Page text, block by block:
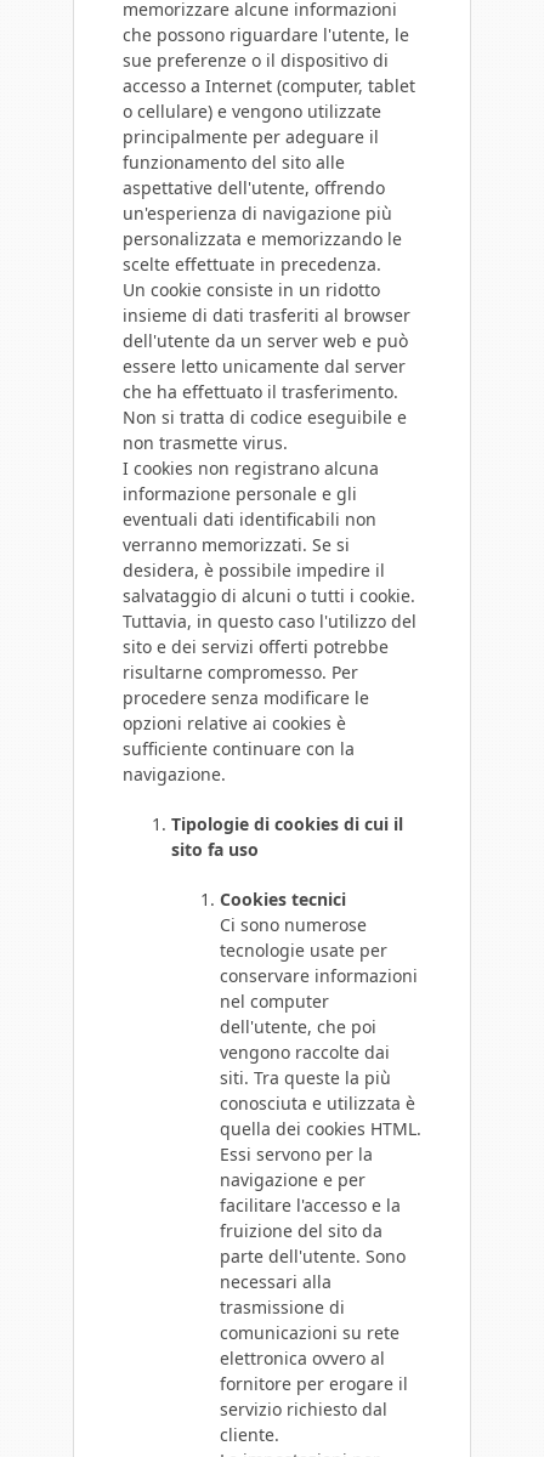
memorizzare alcune informazioni
che possono riguardare l'utente, le
sue preferenze o il dispositivo di
accesso a Internet (computer, tablet
o cellulare) e vengono utilizzate
principalmente per adeguare il
funzionamento del sito alle
aspettative dell'utente, offrendo
un'esperienza di navigazione più
personalizzata e memorizzando le
scelte effettuate in precedenza.
Un cookie consiste in un ridotto
insieme di dati trasferiti al browser
dell'utente da un server web e può
essere letto unicamente dal server
che ha effettuato il trasferimento.
Non si tratta di codice eseguibile e
non trasmette virus.
I cookies non registrano alcuna
informazione personale e gli
eventuali dati identificabili non
verranno memorizzati. Se si
desidera, è possibile impedire il
salvataggio di alcuni o tutti i cookie.
Tuttavia, in questo caso l'utilizzo del
sito e dei servizi offerti potrebbe
risultarne compromesso. Per
procedere senza modificare le
opzioni relative ai cookies è
sufficiente continuare con la
navigazione.
Tipologie di cookies di cui il
sito fa uso
Cookies tecnici
Ci sono numerose
tecnologie usate per
conservare informazioni
nel computer
dell'utente, che poi
vengono raccolte dai
siti. Tra queste la più
conosciuta e utilizzata è
quella dei cookies HTML.
Essi servono per la
navigazione e per
facilitare l'accesso e la
fruizione del sito da
parte dell'utente. Sono
necessari alla
trasmissione di
comunicazioni su rete
elettronica ovvero al
fornitore per erogare il
servizio richiesto dal
cliente.